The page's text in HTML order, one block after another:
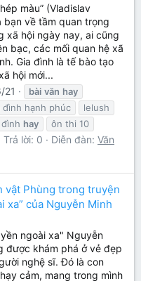
màu” (Vladislav
bạn về tầm quan trọng
xã hội ngày nay, ai cũng
bạc, các mối quan hệ xã
Gia đình là tế bào tạo
hội mới...
21 bài văn hay
đình hạnh phúc
lelush
hay
ôn thi 10
Trả lời: 0 Diễn đàn: Văn
vật Phùng trong truyện
xa” của Nguyễn Minh
ngoài xa" Nguyễn
được khám phá ở vẻ đẹp
nghệ sĩ. Đó là con
cảm, mang trong mình